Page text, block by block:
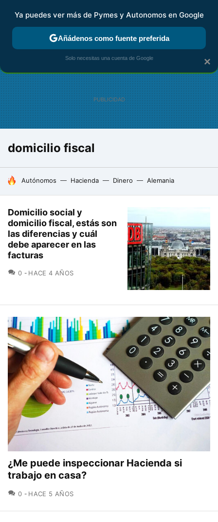
FISCALIDAD Y CONTABILIDAD KIT DIGITAL RENTA
domicilio fiscal
HOY SE HABLA DE
Autónomos Hacienda Dinero Alemania
Domicilio social y
domicilio fiscal, estás son
las diferencias y cuál
debe aparecer en las
facturas
0 COMENTARIOS
HACE 4 AÑOS
¿Me puede inspeccionar Hacienda si
trabajo en casa?
0 COMENTARIOS
HACE 5 AÑOS
×
Ya puedes ver más de Pymes y Autonomos en Google
Añádenos como fuente preferida
Solo necesitas una cuenta de Google